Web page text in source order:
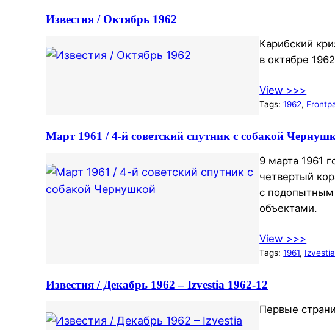
Известия / Октябрь 1962
Карибский
в октябре
View >>>
Tags:1962,
Март 1961 / 4-й советский спутник с собакой
9 марта 1961
четвертый
с
объектами.
View >>>
Tags:1961, Izvestia
Известия / Декабрь 1962 – Izvestia 1962-12
Первые